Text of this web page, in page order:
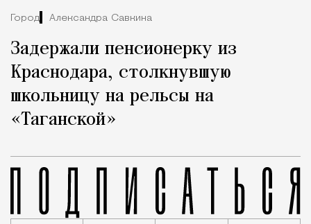
Город Александра Савкина
Задержали пенсионерку из
Краснодара, столкнувшую
школьницу на рельсы на
«Таганской»